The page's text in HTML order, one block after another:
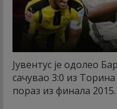
Јувентус је одолео
сачувао 3:0 из
пораз из финала